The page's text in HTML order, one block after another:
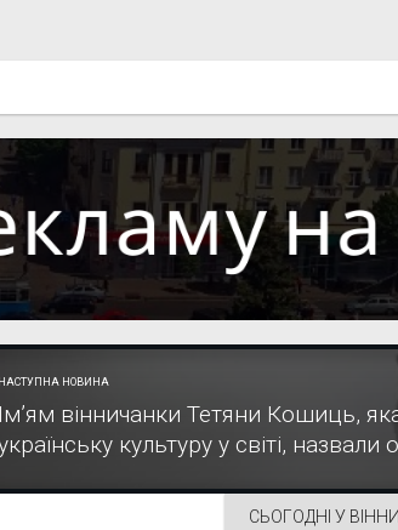
НАСТУПНА НОВИНА
Ім’ям вінничанки Тетяни Кошиць,
культуру у світі, назвали
СЬОГОДНІ У